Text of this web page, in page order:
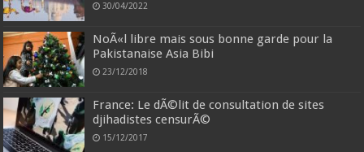
30/04/2022
NoÃ«l libre mais sous bonne garde pour la
Pakistanaise Asia Bibi
23/12/2018
France: Le dÃ©lit de consultation de sites
djihadistes censurÃ©
15/12/2017